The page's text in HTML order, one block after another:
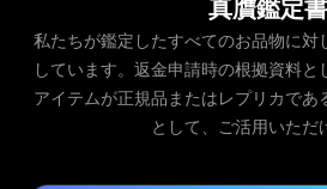
真贋鑑定書
私たちが鑑定したすべてのお品物に対
しています。返金申請時の根拠資料
アイテムが正規品またはレプリカであ
として、ご活用いただ